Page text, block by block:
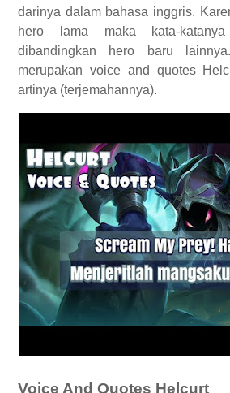
darinya dalam bahasa inggris.
hero lama maka kata-
dibandingkan hero baru
merupakan voice and quotes
artinya (terjemahannya).
Voice And Quotes Helcurt